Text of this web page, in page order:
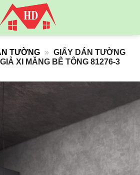
TƯỜNG » GIẤY DÁN TƯỜNG
XI MĂNG BÊ TÔNG 81276-3